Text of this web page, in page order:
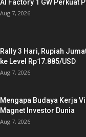
AI Factory 1 GW Perkuat
Aug 7, 2026
Rally 3 Hari, Rupiah
ke Level Rp17.885/USD
Aug 7, 2026
Mengapa Budaya Kerja
Magnet Investor Dunia
Aug 7, 2026